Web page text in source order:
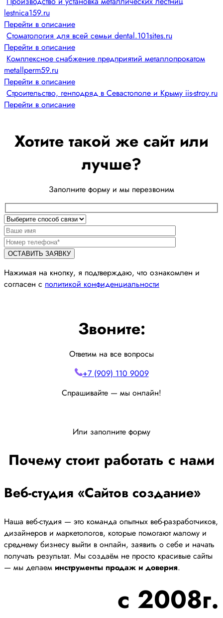
lestnica159.ru
Перейти в описание
Стоматология для всей семьи dental.101sites.ru
Перейти в описание
Комплексное снабжение предприятий металлопрокатом
metallperm59.ru
Перейти в описание
Строительство, генподряд в Севастополе и Крыму iis-stroy.ru
Перейти в описание
Хотите такой же сайт или
лучше?
Заполните форму и мы перезвоним
Нажимая на кнопку, я подтверждаю, что ознакомлен и
согласен с политикой конфиденциальности
Звоните:
Ответим на все вопросы
+7 (909) 110 9009
Спрашивайте — мы онлайн!
Или заполните форму
Почему стоит работать с нами
Веб-студия «Сайтов создание»
Наша веб-студия — это команда опытных веб-разработчиков,
дизайнеров и маркетологов, которые помогают малому и
среднему бизнесу выйти в онлайн, заявить о себе и начать
получать результат. Мы создаём не просто красивые сайты
— мы делаем инструменты продаж и доверия.
с 2008г.